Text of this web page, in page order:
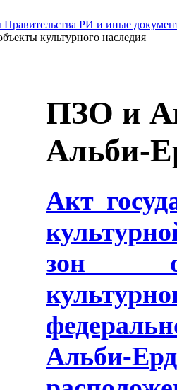
РИ и иные
культурного наследия
ПЗО и
Альби-
Акт
зон
Альби-